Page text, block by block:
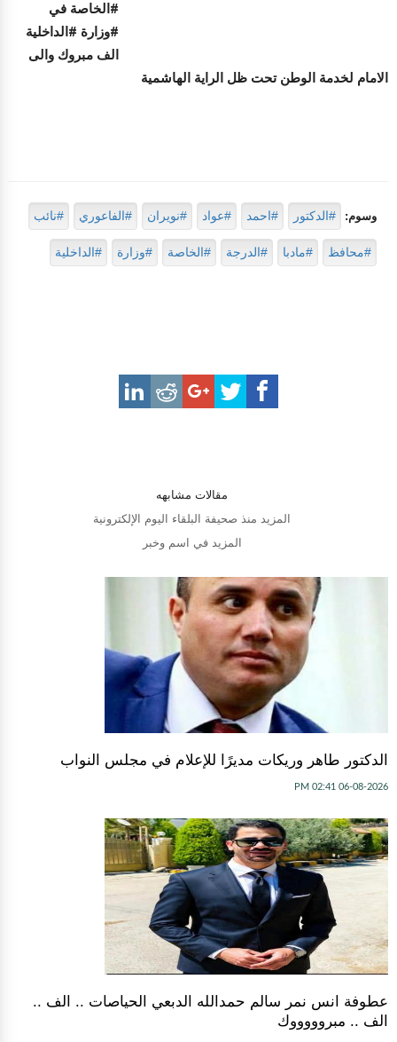
#الخاصة في
#وزارة #الداخلية
الف مبروك والى
الامام لخدمة الوطن تحت ظل الراية الهاشمية
وسوم: #الدكتور #احمد #عواد #نويران #الفاعوري #نائب
#محافظ #مادبا #الدرجة #الخاصة #وزارة #الداخلية
مقالات مشابهه
المزيد منذ صحيفة البلقاء اليوم الإلكترونية
المزيد في اسم وخبر
الدكتور طاهر وريكات مديرًا للإعلام في مجلس النواب
06-08-2026 02:41 PM
عطوفة انس نمر سالم حمدالله الدبعي الحياصات .. الف ..
الف .. مبروووووك